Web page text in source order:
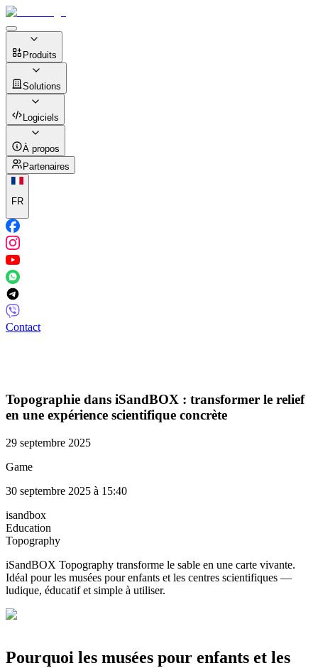
Produits
Solutions
Logiciels
À propos
Partenaires
FR
Contact
Topographie dans iSandBOX : transformer le relief
en une expérience scientifique concrète
29 septembre 2025
Game
30 septembre 2025 à 15:40
isandbox
Education
Topography
iSandBOX Topography transforme le sable en une carte vivante.
Idéal pour les musées pour enfants et les centres scientifiques —
ludique, éducatif et simple à utiliser.
Pourquoi les musées pour enfants et les